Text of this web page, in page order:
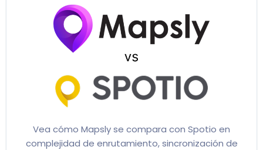
Vea cómo Mapsly se compara con Spotio en
complejidad de enrutamiento, sincronización de